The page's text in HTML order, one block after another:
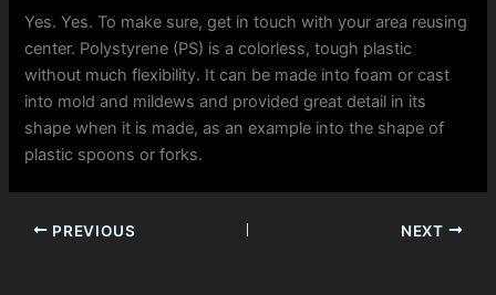
Yes. Yes. To make sure, get in touch with your area reusing
center. Polystyrene (PS) is a colorless, tough plastic
without much flexibility. It can be made into foam or cast
into mold and mildews and provided great detail in its
shape when it is made, as an example into the shape of
plastic spoons or forks.
PREVIOUS NEXT